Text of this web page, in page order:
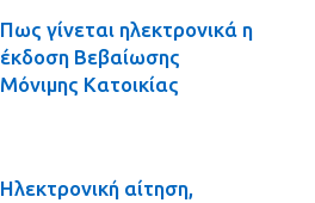
Πως γίνεται ηλεκτρονικά η
έκδοση Βεβαίωσης
Μόνιμης Κατοικίας
Ηλεκτρονική αίτηση,